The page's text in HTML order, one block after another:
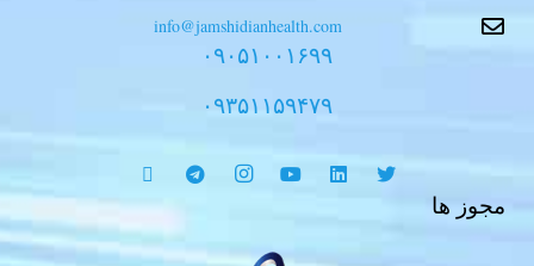
info@jamshidianhealth.com
۰۹۰۵۱۰۰۱۶۹۹
۰۹۳۵۱۱۵۹۴۷۹
مجوز ها